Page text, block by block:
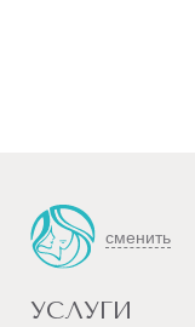
сменить
УСЛУГИ